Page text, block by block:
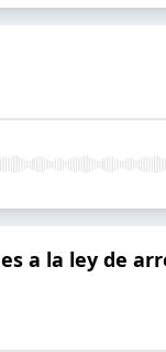
a la ley de